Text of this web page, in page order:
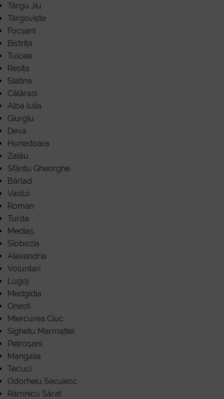
Târgu Jiu
Târgoviște
Focșani
Bistrița
Tulcea
Reșița
Slatina
Călărași
Alba Iulia
Giurgiu
Deva
Hunedoara
Zalău
Sfântu Gheorghe
Bârlad
Vaslui
Roman
Turda
Mediaș
Slobozia
Alexandria
Voluntari
Lugoj
Medgidia
Onești
Miercurea Ciuc
Sighetu Marmației
Petroșani
Mangalia
Tecuci
Odorheiu Secuiesc
Râmnicu Sărat